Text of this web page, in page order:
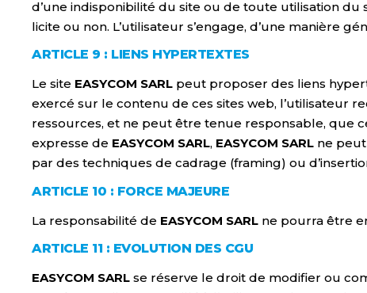
d’une indisponibilité du site ou de toute utilisation du
licite ou non. L’utilisateur s’engage, d’une manière
ARTICLE 9 : LIENS HYPERTEXTES
Le site EASYCOM SARL peut proposer des liens
exercé sur le contenu de ces sites web, l’utilisateur
ressources, et ne peut être tenue responsable, que
expresse de EASYCOM SARL, EASYCOM SARL ne
par des techniques de cadrage (framing) ou
ARTICLE 10 : FORCE MAJEURE
La responsabilité de EASYCOM SARL ne pourra être
ARTICLE 11 : EVOLUTION DES CGU
EASYCOM SARL se réserve le droit de modifier ou